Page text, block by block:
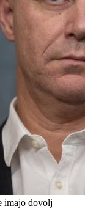
imajo dovolj